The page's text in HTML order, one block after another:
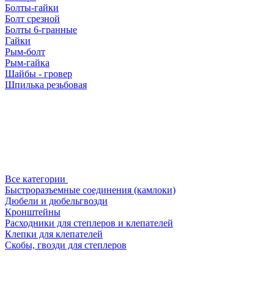
Болты-гайки
Болт срезной
Болты 6-гранные
Гайки
Рым-болт
Рым-гайка
Шайбы - гровер
Шпилька резьбовая
Все категории
Быстроразъемные соединения (камлоки)
Дюбели и дюбельгвозди
Кронштейны
Расходники для степлеров и клепателей
Клепки для клепателей
Скобы, гвозди для степлеров